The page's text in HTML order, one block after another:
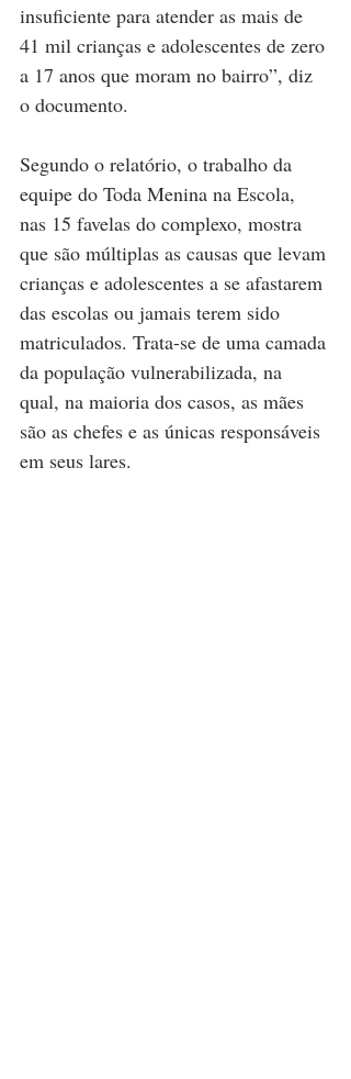
insuficiente para atender as mais de
41 mil crianças e adolescentes de zero
a 17 anos que moram no bairro”, diz
o documento.
Segundo o relatório, o trabalho da
equipe do Toda Menina na Escola,
nas 15 favelas do complexo, mostra
que são múltiplas as causas que levam
crianças e adolescentes a se afastarem
das escolas ou jamais terem sido
matriculados. Trata-se de uma camada
da população vulnerabilizada, na
qual, na maioria dos casos, as mães
são as chefes e as únicas responsáveis
em seus lares.